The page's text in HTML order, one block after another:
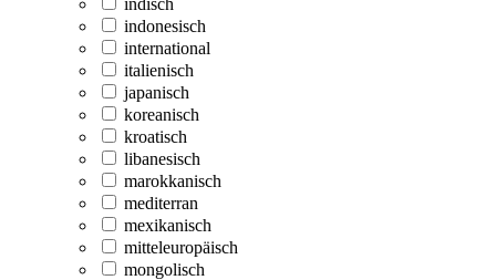
indonesisch
international
italienisch
japanisch
koreanisch
kroatisch
libanesisch
marokkanisch
mediterran
mexikanisch
mitteleuropäisch
mongolisch